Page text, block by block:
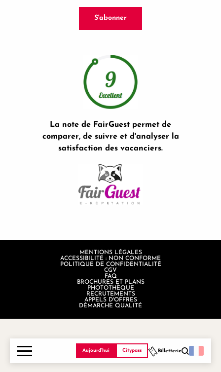
Aujourd'hui Citypass Billetterie
S'abonner
La note de FairGuest permet de
comparer, de suivre et d'analyser la
satisfaction des vacanciers.
MENTIONS LÉGALES
ACCESSIBILITÉ : NON CONFORME
POLITIQUE DE CONFIDENTIALITÉ
CGV
FAQ
BROCHURES ET PLANS
PHOTOTHÈQUE
RECRUTEMENTS
APPELS D'OFFRES
DÉMARCHE QUALITÉ